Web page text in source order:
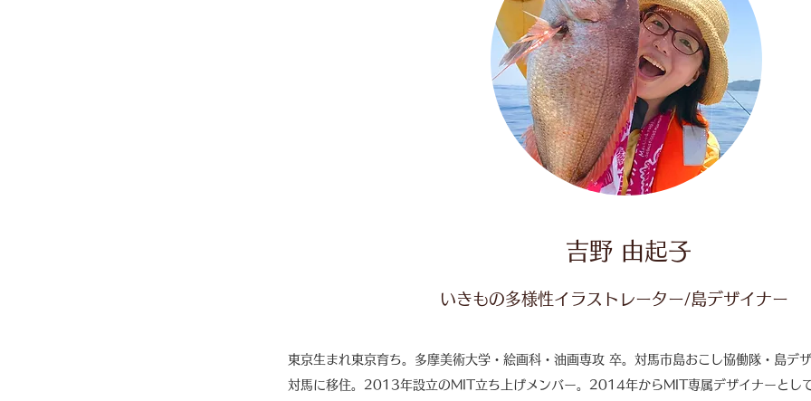
吉野 由起子
いきもの多様性イラストレーター/島デザイナー
東京生まれ東京育ち。多摩美術大学・絵画科・油画専攻 卒。対馬市島おこし協働隊・島デ
対馬に移住。2013年設立のMIT立ち上げメンバー。2014年からMIT専属デザイナーとし